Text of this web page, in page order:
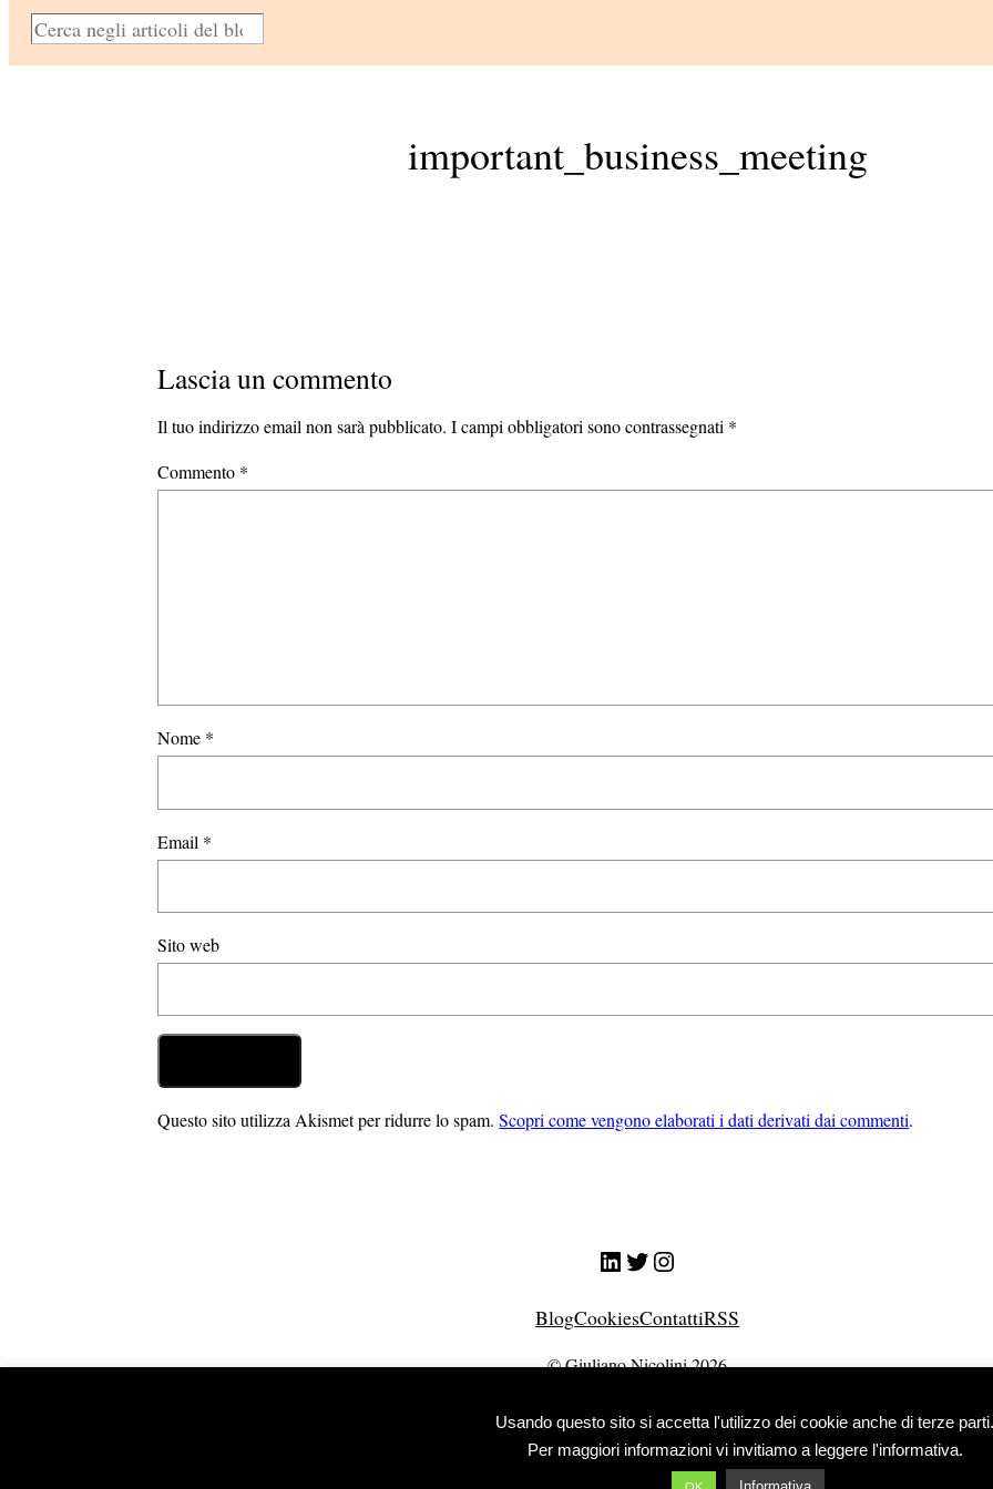
C
e
important_business_meeting
Lascia un commento
Il tuo indirizzo email non sarà pubblicato. I campi obbligatori sono contrassegnati *
Commento *
Nome *
Email *
Sito web
Questo sito utilizza Akismet per ridurre lo spam.Scopri come vengono elaborati i dati derivati dai commenti.
LinkedIn
TwitterInstagram
BlogCookiesContattiRSS
© Giuliano Nicolini 2026
Usando questo sito si accetta l'utilizzo dei cookie anche di terze parti.
Per maggiori informazioni vi invitiamo a leggere l'informativa.